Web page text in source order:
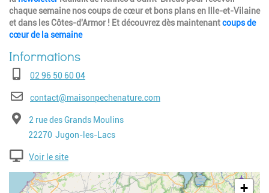
chaque semaine nos coups de cœur et bons plans en Ille-et-Vilaine
et dans les Côtes-d'Armor ! Et découvrez dès maintenantcoups de
cœur de la semaine
Téléphone02 96 50 60 04
E-mailcontact@maisonpechenature.com
Adresse2 rue des Grands Moulins
Code postal
22270 Ville
Jugon-les-Lacs
Voir le site
Geolocalisation
+